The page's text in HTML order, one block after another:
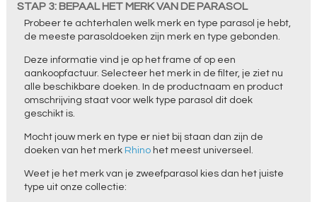
STAP 3: BEPAAL HET MERK VAN DE PARASOL
Probeer te achterhalen welk merk en type parasol je hebt,
de meeste parasoldoeken zijn merk en type gebonden.
Deze informatie vind je op het frame of op een
aankoopfactuur. Selecteer het merk in de filter, je ziet nu
alle beschikbare doeken. In de productnaam en product
omschrijving staat voor welk type parasol dit doek
geschikt is.
Mocht jouw merk en type er niet bij staan dan zijn de
doeken van het merk Rhinohet meest universeel.
Weet je het merk van je zweefparasol kies dan het juiste
type uit onze collectie: